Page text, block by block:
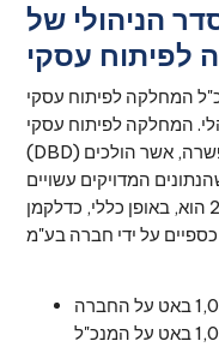
הניהולי של
לפיתוח עסקי
המחלקה לפיתוח עסקי
המחלקה לפיתוח עסקי
(DBD) מיישמת טבלה שפורסמה של סכומי הפשרה, אשר הולכים
המדויקים עשויים
להתעדכן מעת לעת, הנוהג בשנת 2026 הוא, באופן כללי, כדלקמן
איחור של עד חודשיים: קנס בסך 1,000 באט על החברה